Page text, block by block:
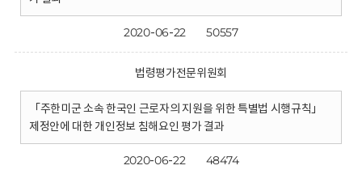
2020-06-22 50557
법령평가전문위원회
「주한미군 소속 한국인 근로자의 지원을 위한 특별법 시행규칙」
제정안에 대한 개인정보 침해요인 평가 결과
2020-06-22 48474